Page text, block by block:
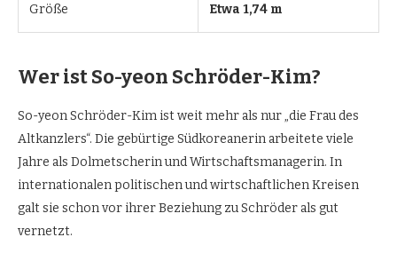
Größe Etwa 1,74 m
Wer ist So-yeon Schröder-Kim?
So-yeon Schröder-Kim ist weit mehr als nur „die Frau des
Altkanzlers“. Die gebürtige Südkoreanerin arbeitete viele
Jahre als Dolmetscherin und Wirtschaftsmanagerin. In
internationalen politischen und wirtschaftlichen Kreisen
galt sie schon vor ihrer Beziehung zu Schröder als gut
vernetzt.